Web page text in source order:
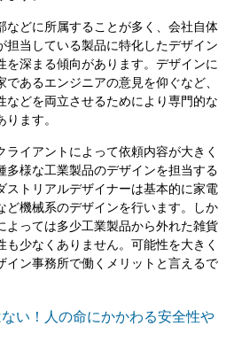
などに所属することが多く、会社自体
担当している製品に特化したデザイン
を深まる傾向があります。デザインに
あるエンジニアの意見を仰ぐなど、
などを両立させるためにより専門的な
ます。
イアントによって依頼内容が大きく
多様な工業製品のデザインを担当する
ストリアルデザイナーは基本的に家電
ど機械系のデザインを行います。しか
よっては多少工業製品から外れた雑貨
少なくありません。可能性を大きく
イン事務所で働くメリットと言えるで
い！人の命にかかわる安全性や